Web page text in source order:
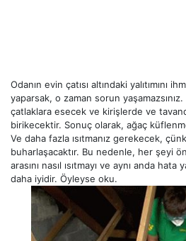
Odanın evin çatısı altındaki yalıtımını
yaparsak, o zaman sorun
çatlaklara esecek ve kirişlerde ve
birikecektir. Sonuç olarak, ağaç
Ve daha fazla ısıtmanız gerekecek,
buharlaşacaktır. Bu nedenle, her şeyi
arasını nasıl ısıtmayı ve aynı anda
daha iyidir. Öyleyse oku.